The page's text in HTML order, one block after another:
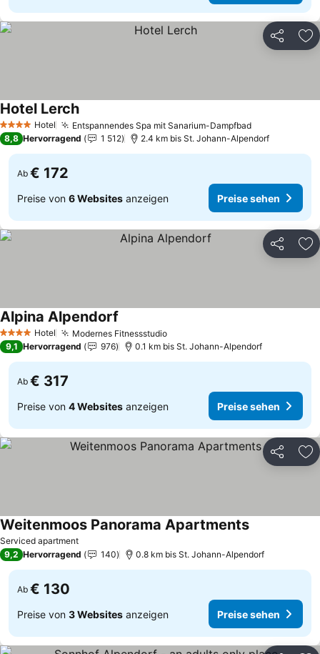
Teilen
4 Sterne Hotel Entspannendes Spa mit Sanarium-Dampfbad
Hotel Lerch
8,8 Hervorragend 1 512 2.4 km bis St. Johann-Alpendorf
Ab € 172
Preise von 6 Websites anzeigen Preise sehen
Teilen
4 Sterne Hotel Modernes Fitnessstudio
Alpina Alpendorf
9,1 Hervorragend 976 0.1 km bis St. Johann-Alpendorf
Ab € 317
Preise von 4 Websites anzeigen Preise sehen
Teilen
Serviced apartment
Weitenmoos Panorama Apartments
9,2 Hervorragend 140 0.8 km bis St. Johann-Alpendorf
Ab € 130
Preise von 3 Websites anzeigen Preise sehen